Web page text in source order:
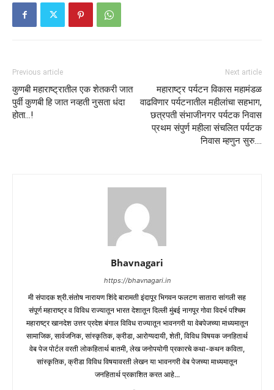
Previous article
कुणबी महाराष्ट्रातील एक शेतकरी जात
पुर्वी कुणबी हि जात नव्हती नुसता धंदा
होता…!
Next article
महाराष्ट्र पर्यटन विकास महामंडळ
वाढविणार पर्यटनातील महीलांचा सहभाग,
छत्रपती संभाजीनगर पर्यटक निवास
प्रथम संपुर्ण महीला संचलित पर्यटक
निवास म्हणुन सुरु….
Bhavnagari
https://bhavnagari.in
मी संपादक श्री.संतोष नारायण शिंदे बारामती इंदापूर भिगवन फलटण सातारा सांगली सह
संपूर्ण महाराष्ट्र व विविध राज्यातून भारत देशातून दिल्ली मुंबई नागपूर गोवा विदर्भ पश्चिम
महाराष्ट्र खानदेश उत्तर प्रदेश बंगाल विविध राज्यातून भावनगरी या वेबपेजच्या माध्यमातून
सामाजिक, सार्वजनिक, सांस्कृतिक, क्रीडा, आरोग्यदायी, शेती, विविध विषयक जनहितार्थ
वेब पेज पोर्टल वरती लोकहितार्थ बातमी, लेख जनोपयोगी प्रकारचे कथा-कथन कविता,
सांस्कृतिक, क्रीडा विविध विषयावरती लेखन या भावनगरी वेब पेजच्या माध्यमातून
जनहितार्थ प्रकाशित करत आहे...